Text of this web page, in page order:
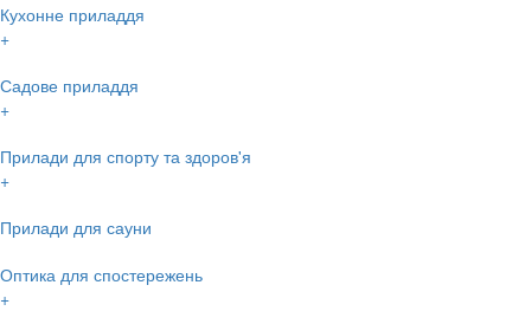
Кухонне приладдя
+
Садове приладдя
+
Прилади для спорту та здоров'я
+
Прилади для сауни
Оптика для спостережень
+